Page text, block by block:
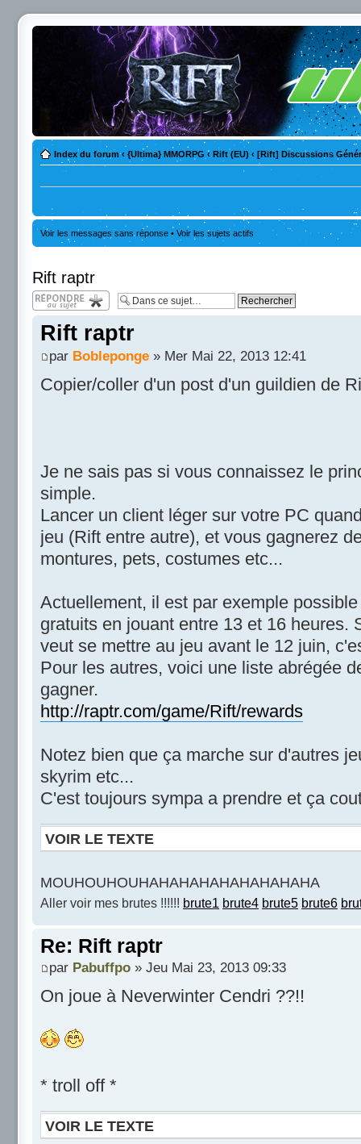
Index du forum ‹ {Ultima} MMORPG ‹ Rift (EU) ‹ [Rift] Discussions
Voir les messages sans réponse • Voir les sujets actifs
Rift raptr
Répondre
Rift raptr
par Bobleponge » Mer Mai 22, 2013 12:41
Copier/coller d'un post d'un guildien de
Je ne sais pas si vous connaissez le
simple.
Lancer un client léger sur votre PC
jeu (Rift entre autre), et vous gagnerez
montures, pets, costumes etc...
Actuellement, il est par exemple
gratuits en jouant entre 13 et 16 heures.
veut se mettre au jeu avant le 12 juin,
Pour les autres, voici une liste abrégée
gagner.
http://raptr.com/game/Rift/rewards
Notez bien que ça marche sur d'autres
skyrim etc...
C'est toujours sympa a prendre et ça
VOIR LE TEXTE
MOUHOUHOUHAHAHAHAHAHAHAHAHA
Aller voir mes brutes !!!!!! brute1 brute4 brute5 brute6
Re: Rift raptr
par Pabuffpo » Jeu Mai 23, 2013 09:33
On joue à Neverwinter Cendri ??!!
* troll off *
VOIR LE TEXTE